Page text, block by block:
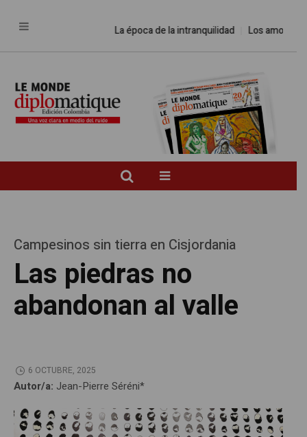
La época de la intranquilidad Los amos del
Campesinos sin tierra en Cisjordania
Las piedras no
abandonan al valle
6 OCTUBRE, 2025
Autor/a: Jean-Pierre Séréni*